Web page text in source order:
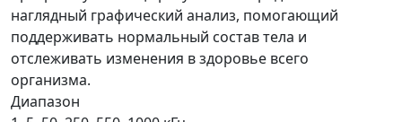
наглядный графический анализ, помогающий
поддерживать нормальный состав тела и
отслеживать изменения в здоровье всего
организма.
Диапазон